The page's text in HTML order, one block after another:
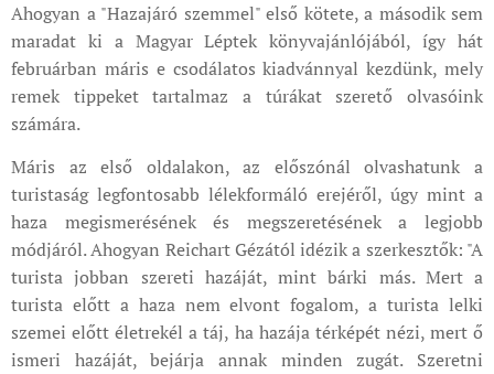
Ahogyan a "Hazajáró szemmel" első kötete, a második sem
maradat ki a Magyar Léptek könyvajánlójából, így hát
februárban máris e csodálatos kiadvánnyal kezdünk, mely
remek tippeket tartalmaz a túrákat szerető olvasóink
számára.
Máris az első oldalakon, az előszónál olvashatunk a
turistaság legfontosabb lélekformáló erejéről, úgy mint a
haza megismerésének és megszeretésének a legjobb
módjáról. Ahogyan Reichart Gézától idézik a szerkesztők: "A
turista jobban szereti hazáját, mint bárki más. Mert a
turista előtt a haza nem elvont fogalom, a turista lelki
szemei előtt életrekél a táj, ha hazája térképét nézi, mert ő
ismeri hazáját, bejárja annak minden zugát. Szeretni